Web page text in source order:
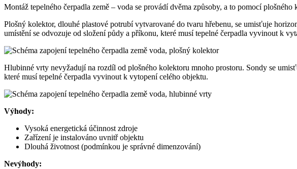
Montáž tepelného čerpadla země – voda se provádí dvěma způsoby, a to pomocí
Plošný kolektor, dlouhé plastové potrubí vytvarované do tvaru hřebenu, se umisťuje
umístění se odvozuje od složení půdy a příkonu, které musí tepelné čerpadla vyvinout k
Hlubinné vrty nevyžadují na rozdíl od plošného kolektoru mnoho prostoru. Sondy se
které musí tepelné čerpadla vyvinout k vytopení celého objektu.
Výhody:
Vysoká energetická účinnost zdroje
Zařízení je instalováno uvnitř objektu
Dlouhá životnost (podmínkou je správné dimenzování)
Nevýhody: